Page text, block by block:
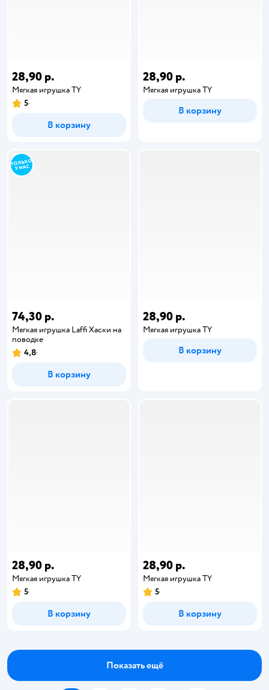
28,90 р.
Мягкая игрушка TY
5
В корзину
28,90 р.
Мягкая игрушка TY
В корзину
74,30 р.
Мягкая игрушка Laffi Хаски на
поводке
4,8
В корзину
28,90 р.
Мягкая игрушка TY
В корзину
28,90 р.
Мягкая игрушка TY
5
В корзину
28,90 р.
Мягкая игрушка TY
5
В корзину
Показать ещё